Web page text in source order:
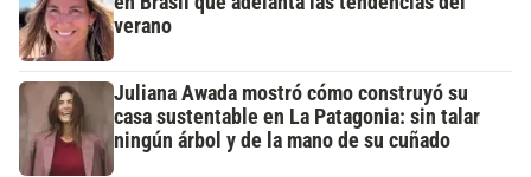
verano
Juliana Awada mostró cómo construyó su
casa sustentable en La Patagonia: sin talar
ningún árbol y de la mano de su cuñado